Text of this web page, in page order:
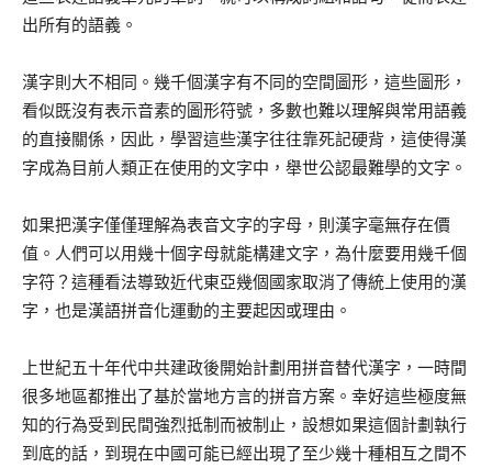
出所有的語義。
漢字則大不相同。幾千個漢字有不同的空間圖形，這些圖形，
看似既沒有表示音素的圖形符號，多數也難以理解與常用語義
的直接關係，因此，學習這些漢字往往靠死記硬背，這使得漢
字成為目前人類正在使用的文字中，舉世公認最難學的文字。
如果把漢字僅僅理解為表音文字的字母，則漢字毫無存在價
值。人們可以用幾十個字母就能構建文字，為什麼要用幾千個
字符？這種看法導致近代東亞幾個國家取消了傳統上使用的漢
字，也是漢語拼音化運動的主要起因或理由。
上世紀五十年代中共建政後開始計劃用拼音替代漢字，一時間
很多地區都推出了基於當地方言的拼音方案。幸好這些極度無
知的行為受到民間強烈抵制而被制止，設想如果這個計劃執行
到底的話，到現在中國可能已經出現了至少幾十種相互之間不